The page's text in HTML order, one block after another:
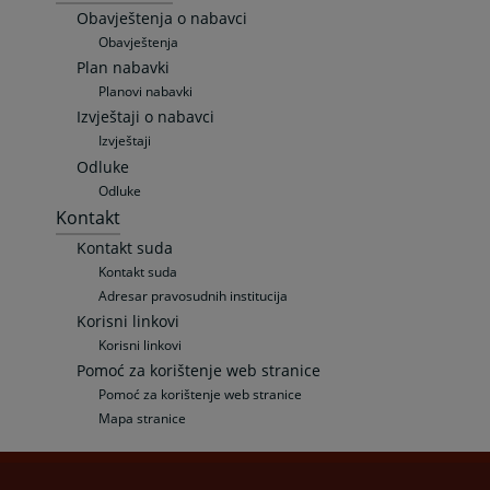
Obavještenja o nabavci
Obavještenja
Plan nabavki
Planovi nabavki
Izvještaji o nabavci
Izvještaji
Odluke
Odluke
Kontakt
Kontakt suda
Kontakt suda
Adresar pravosudnih institucija
Korisni linkovi
Korisni linkovi
Pomoć za korištenje web stranice
Pomoć za korištenje web stranice
Mapa stranice